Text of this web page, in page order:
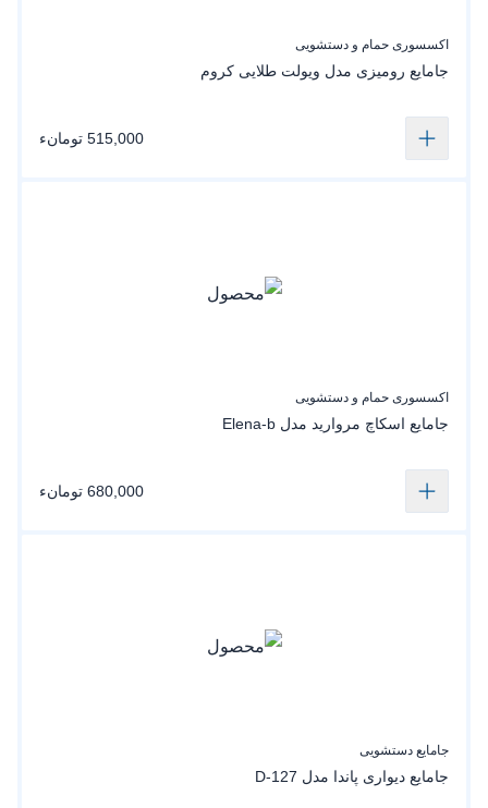
اکسسوری حمام و دستشویی
جامایع رومیزی مدل ویولت طلایی کروم
515,000 تومانء
اکسسوری حمام و دستشویی
جامایع اسکاچ مروارید مدل Elena-b
680,000 تومانء
جامایع دستشویی
جامایع دیواری پاندا مدل D-127